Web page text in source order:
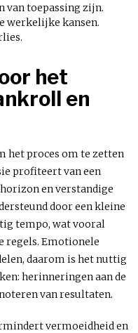
van toepassing zijn.
werkelijke kansen.
het
en
het proces om te zetten
profiteert van een
en verstandige
door een kleine
tempo, wat vooral
regels. Emotionele
daarom is het nuttig
herinneringen aan de
van resultaten.
vermoeidheid en